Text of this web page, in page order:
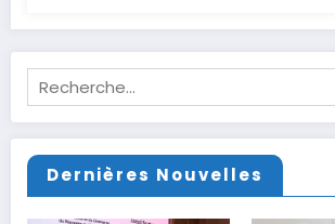
Dernières Nouvelles